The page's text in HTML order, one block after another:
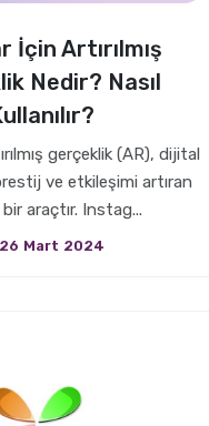
İçin Artırılmış
Nedir? Nasıl
gerçeklik (AR), dijital
ve etkileşimi artıran
araçtır. Instag...
26 Mart 2024